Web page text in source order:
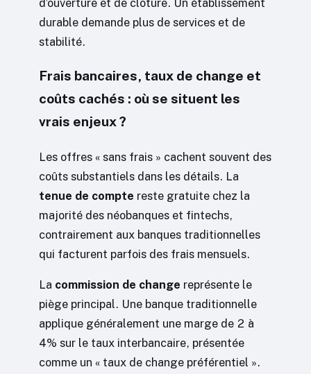
durable demande plus de services et de
stabilité.
Frais bancaires, taux de change et
coûts cachés : où se situent les
vrais enjeux ?
Les offres « sans frais » cachent souvent des
coûts substantiels dans les détails. La
tenue de compte reste gratuite chez la
majorité des néobanques et fintechs,
contrairement aux banques traditionnelles
qui facturent parfois des frais mensuels.
La commission de change représente le
piège principal. Une banque traditionnelle
applique généralement une marge de 2 à
4% sur le taux interbancaire, présentée
comme un « taux de change préférentiel ».